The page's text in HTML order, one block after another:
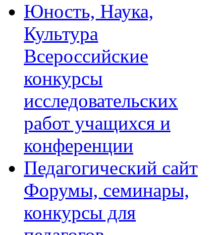
Юность, Наука,
Культура
Всероссийские
конкурсы
исследовательских
работ учащихся и
конференции
Педагогический сайт
Форумы, семинары,
конкурсы для